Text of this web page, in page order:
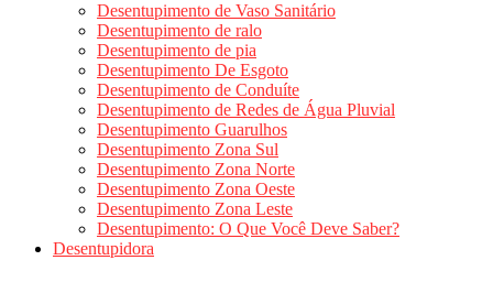
Desentupimento de Vaso Sanitário
Desentupimento de ralo
Desentupimento de pia
Desentupimento De Esgoto
Desentupimento de Conduíte
Desentupimento de Redes de Água Pluvial
Desentupimento Guarulhos
Desentupimento Zona Sul
Desentupimento Zona Norte
Desentupimento Zona Oeste
Desentupimento Zona Leste
Desentupimento: O Que Você Deve Saber?
Desentupidora